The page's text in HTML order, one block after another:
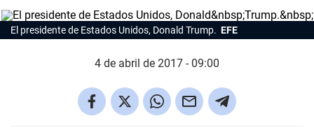
El presidente de Estados Unidos, Donald Trump. EFE
4 de abril de 2017 - 09:00